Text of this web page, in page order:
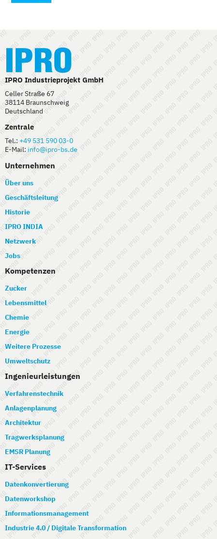
IPRO Industrieprojekt GmbH
Celler Straße 67
38114 Braunschweig
Deutschland
Zentrale
Tel.: +49 531 590 03-0
E-Mail: info@ipro-bs.de
Unternehmen
Über uns
Geschäftsleitung
Historie
IPRO INDIA
Netzwerk
Jobs
Kompetenzen
Zucker
Lebensmittel
Chemie
Energie
Weitere Prozesse
Umweltschutz
Ingenieurleistungen
Verfahrenstechnik
Anlagenplanung
Architektur
Tragwerksplanung
EMSR Planung
IT-Services
Datenkonvertierung
Datenworkshop
Informationsmanagement
Industrie 4.0 / Digitale Transformation